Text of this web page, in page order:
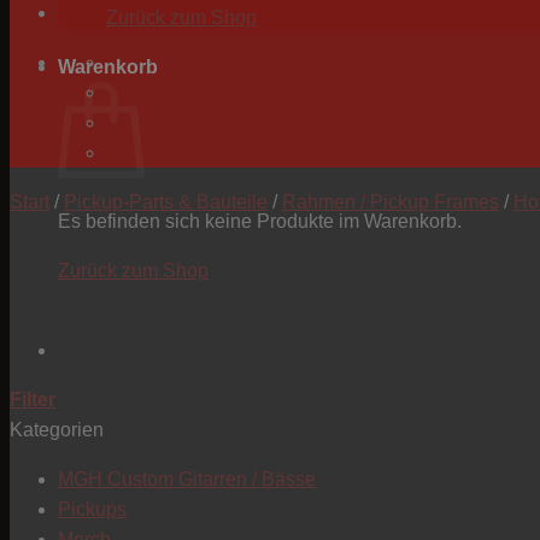
Zurück zum Shop
Warenkorb
Es befinden sich keine Produkte im Warenkorb.
Zurück zum Shop
Start / Pickup-Parts & Bauteile / Rahmen / Pickup Frames /
Filter
Kategorien
MGH Custom Gitarren / Bässe
Pickups